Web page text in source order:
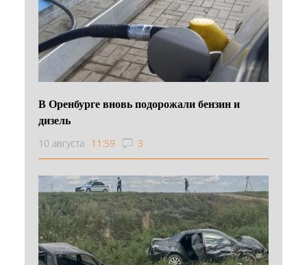
В Оренбурге вновь подорожали бензин и
дизель
10 августа 11:59 3